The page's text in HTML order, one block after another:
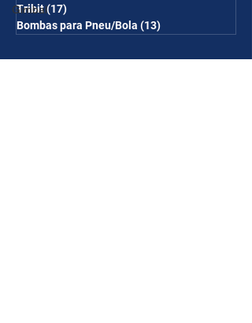
Gimbal
Tribit(17)
Bombas para Pneu/Bola (13)